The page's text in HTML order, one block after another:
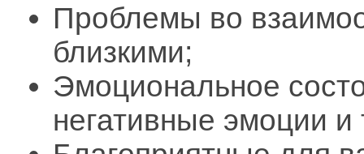
Проблемы во
близкими;
Эмоциональное
негативные эмоции и